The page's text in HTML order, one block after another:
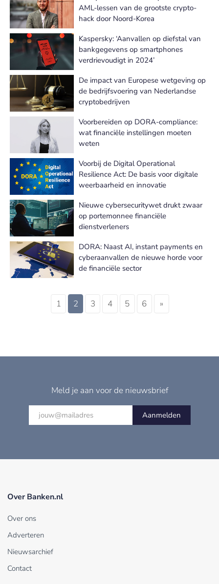
AML-lessen van de grootste crypto-
hack door Noord-Korea
Kaspersky: ‘Aanvallen op diefstal van
bankgegevens op smartphones
verdrievoudigt in 2024’
De impact van Europese wetgeving op
de bedrijfsvoering van Nederlandse
cryptobedrijven
Voorbereiden op DORA-compliance:
wat financiële instellingen moeten
weten
Voorbij de Digital Operational
Resilience Act: De basis voor digitale
weerbaarheid en innovatie
Nieuwe cybersecuritywet drukt zwaar
op portemonnee financiële
dienstverleners
DORA: Naast AI, instant payments en
cyberaanvallen de nieuwe horde voor
de financiële sector
1 2 3 4 5 6 »
Meld je aan voor de nieuwsbrief
Aanmelden
Over Banken.nl
Over ons
Adverteren
Nieuwsarchief
Contact